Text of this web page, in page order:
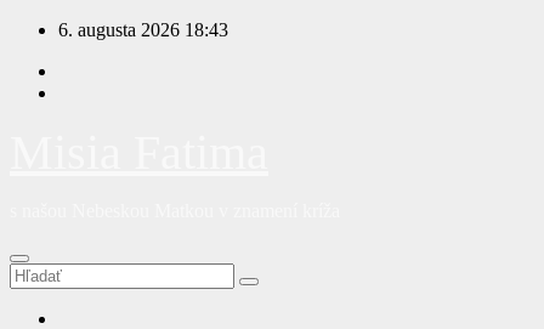
Prejsť
obsah
6. augusta 2026 18:43